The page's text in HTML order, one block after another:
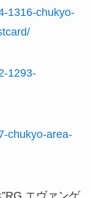
1316-chukyo-
1293-
chukyo-area-